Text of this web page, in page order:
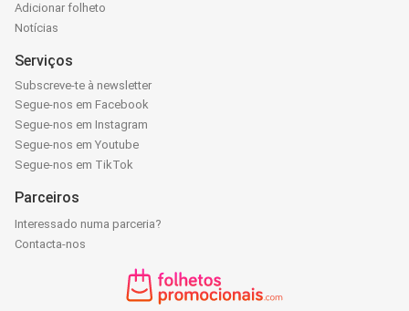
Adicionar folheto
Notícias
Serviços
Subscreve-te à newsletter
Segue-nos em Facebook
Segue-nos em Instagram
Segue-nos em Youtube
Segue-nos em TikTok
Parceiros
Interessado numa parceria?
Contacta-nos